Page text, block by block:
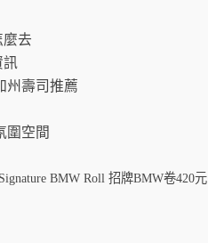
麼去
訊
州壽司推薦
圍空間
BMW Roll 招牌BMW卷420元